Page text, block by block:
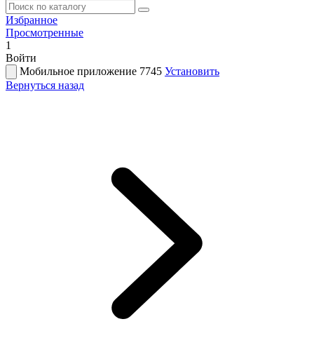
Избранное
Просмотренные
1
Войти
Мобильное приложение 7745 Установить
Вернуться назад